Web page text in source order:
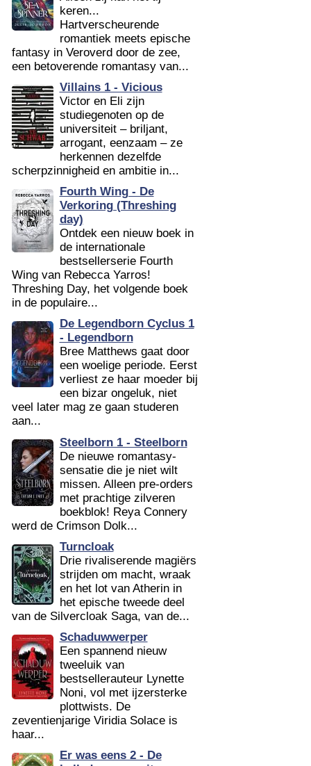
keren...
Hartverscheurende
romantiek meets epische
fantasy in Veroverd door de zee,
een betoverende romantasy van...
Villains 1 - Vicious
Victor en Eli zijn
studiegenoten op de
universiteit – briljant,
arrogant, eenzaam – ze
herkennen dezelfde
scherpzinnigheid en ambitie in...
Fourth Wing - De
Verkoring (Threshing
day)
Ontdek een nieuw boek in
de internationale
bestsellerserie Fourth
Wing van Rebecca Yarros!
Threshing Day, het volgende boek
in de populaire...
De Legendborn Cyclus 1
- Legendborn
Bree Matthews gaat door
een woelige periode. Eerst
verliest ze haar moeder bij
een bizar ongeluk, niet
veel later mag ze gaan studeren
aan...
Steelborn 1 - Steelborn
De nieuwe romantasy-
sensatie die je niet wilt
missen. Alleen pre-orders
met prachtige zilveren
boekblok! Reya Connery
werd de Crimson Dolk...
Turncloak
Drie rivaliserende magiërs
strijden om macht, wraak
en het lot van Atherin in
het epische tweede deel
van de Silvercloak Saga, van de...
Schaduwwerper
Een spannend nieuw
tweeluik van
bestsellerauteur Lynette
Noni, vol met ijzersterke
plottwists. De
zeventienjarige Viridia Solace is
haar...
Er was eens 2 - De